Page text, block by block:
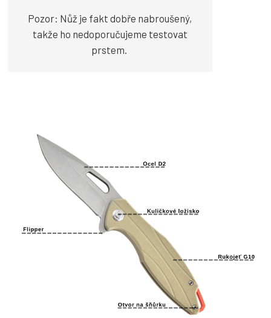
Pozor: Nůž je fakt dobře nabroušený,
takže ho nedoporučujeme testovat
prstem.